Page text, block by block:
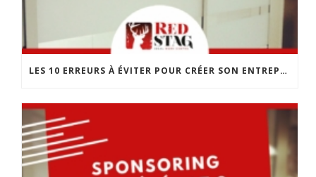
LES 10 ERREURS À ÉVITER POUR CRÉER SON ENTREPRISE